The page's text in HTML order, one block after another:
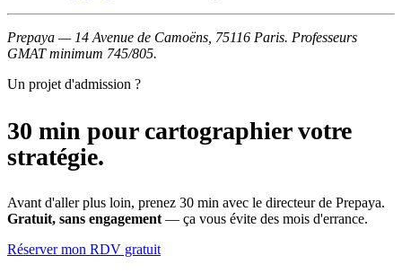
Prepaya — 14 Avenue de Camoëns, 75116 Paris. Professeurs
GMAT minimum 745/805.
Un projet d'admission ?
30 min pour cartographier votre
stratégie.
Avant d'aller plus loin, prenez 30 min avec le directeur de Prepaya.
Gratuit, sans engagement — ça vous évite des mois d'errance.
Réserver mon RDV gratuit